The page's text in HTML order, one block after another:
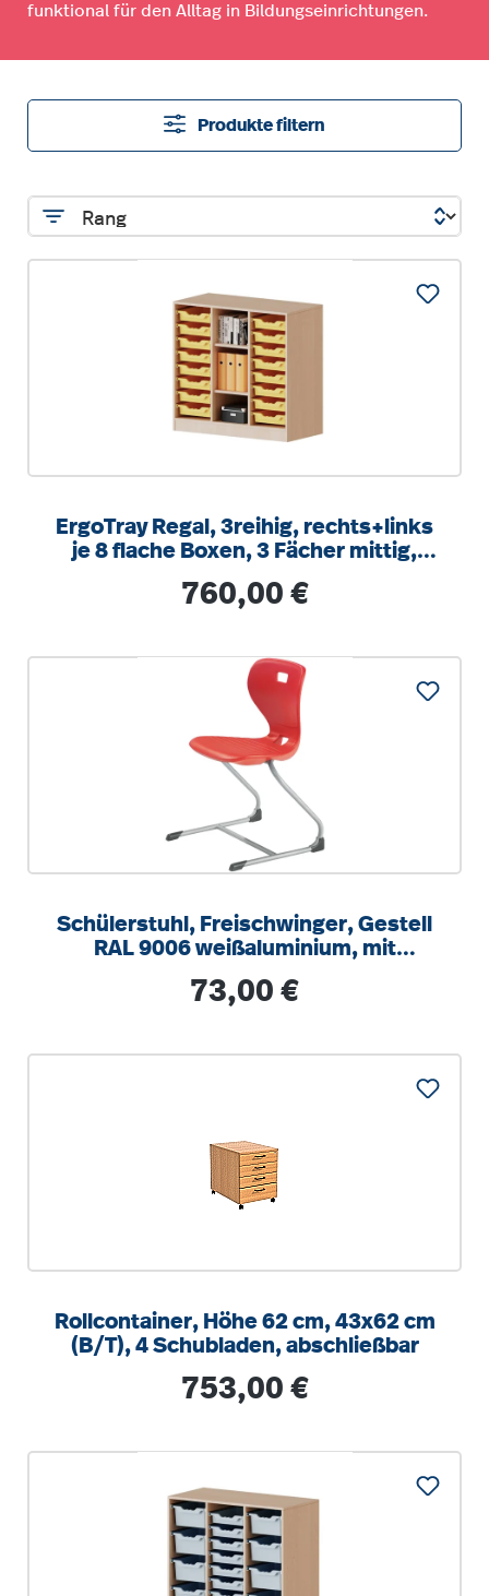
funktional für den Alltag in Bildungseinrichtungen.
Produkte filtern
ErgoTray Regal, 3reihig, rechts+links
je 8 flache Boxen, 3 Fächer mittig,
Regulärer Preis:
760,00 €
Schülerstuhl, Freischwinger, Gestell
RAL 9006 weißaluminium, mit
Regulärer Preis:
73,00 €
Rollcontainer, Höhe 62 cm, 43x62 cm
(B/T), 4 Schubladen, abschließbar
Regulärer Preis:
753,00 €